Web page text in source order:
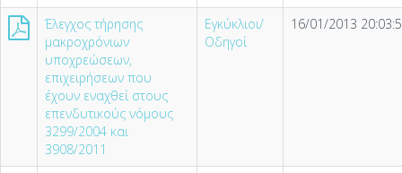
Έλεγχος τήρησης
μακροχρόνιων
υποχρεώσεων,
επιχειρήσεων που
έχουν εναχθεί στους
επενδυτικούς νόμους
3299/2004 και
3908/2011
Εγκύκλιοι/
Οδηγοί
16/01/2013